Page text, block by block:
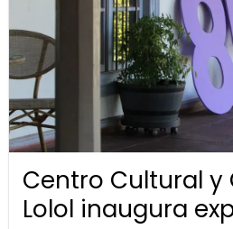
Centro Cultural y
Lolol inaugura